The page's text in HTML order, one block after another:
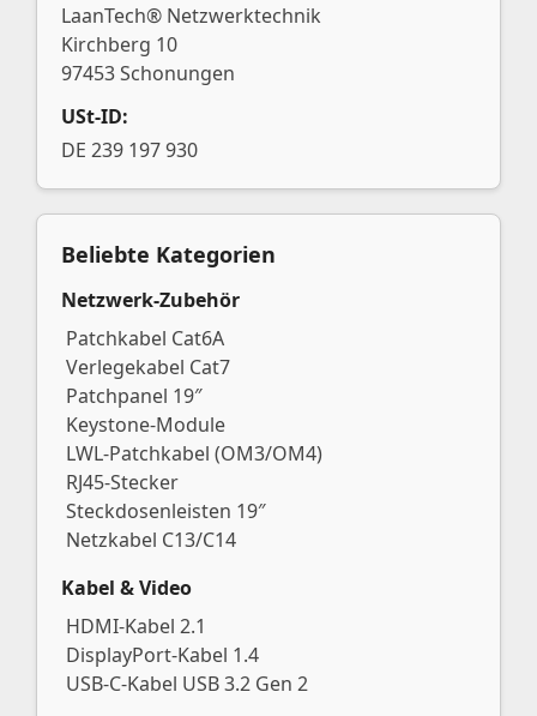
LaanTech® Netzwerktechnik
Kirchberg 10
97453 Schonungen
USt-ID:
DE 239 197 930
Beliebte Kategorien
Netzwerk-Zubehör
Patchkabel Cat6A
Verlegekabel Cat7
Patchpanel 19″
Keystone-Module
LWL-Patchkabel (OM3/OM4)
RJ45-Stecker
Steckdosenleisten 19″
Netzkabel C13/C14
Kabel & Video
HDMI-Kabel 2.1
DisplayPort-Kabel 1.4
USB-C-Kabel USB 3.2 Gen 2